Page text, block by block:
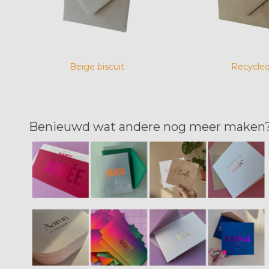
Beige biscuit
Benieuwd wat andere nog meer